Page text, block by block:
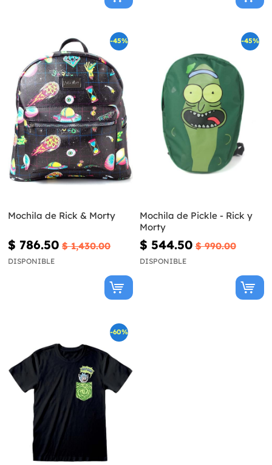
-45%
Mochila de Rick & Morty
$ 786.50 $ 1,430.00
DISPONIBLE
-45%
Mochila de Pickle - Rick y
Morty
$ 544.50 $ 990.00
DISPONIBLE
-60%